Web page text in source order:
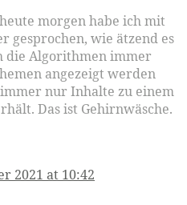
morgen habe ich mit
gesprochen, wie ätzend es
die Algorithmen immer
angezeigt werden
nur Inhalte zu einem
Das ist Gehirnwäsche.
2021 at 10:42